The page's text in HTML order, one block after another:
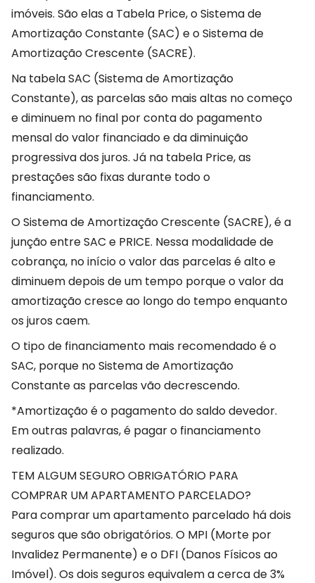
imóveis. São elas a Tabela Price, o Sistema de
Amortização Constante (SAC) e o Sistema de
Amortização Crescente (SACRE).
Na tabela SAC (Sistema de Amortização
Constante), as parcelas são mais altas no começo
e diminuem no final por conta do pagamento
mensal do valor financiado e da diminuição
progressiva dos juros. Já na tabela Price, as
prestações são fixas durante todo o
financiamento.
O Sistema de Amortização Crescente (SACRE), é a
junção entre SAC e PRICE. Nessa modalidade de
cobrança, no início o valor das parcelas é alto e
diminuem depois de um tempo porque o valor da
amortização cresce ao longo do tempo enquanto
os juros caem.
O tipo de financiamento mais recomendado é o
SAC, porque no Sistema de Amortização
Constante as parcelas vão decrescendo.
*Amortização é o pagamento do saldo devedor.
Em outras palavras, é pagar o financiamento
realizado.
TEM ALGUM SEGURO OBRIGATÓRIO PARA
COMPRAR UM APARTAMENTO PARCELADO?
Para comprar um apartamento parcelado há dois
seguros que são obrigatórios. O MPI (Morte por
Invalidez Permanente) e o DFI (Danos Físicos ao
Imóvel). Os dois seguros equivalem a cerca de 3%